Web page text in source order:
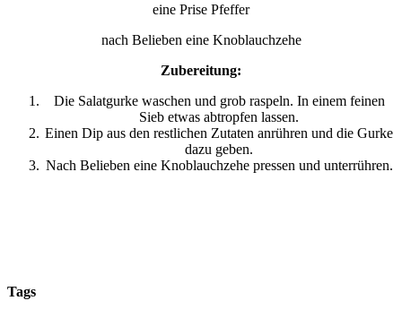
eine Prise Pfeffer
nach Belieben eine Knoblauchzehe
Zubereitung:
Die Salatgurke waschen und grob raspeln. In einem feinen
Sieb etwas abtropfen lassen.
Einen Dip aus den restlichen Zutaten anrühren und die Gurke
dazu geben.
Nach Belieben eine Knoblauchzehe pressen und unterrühren.
Tags